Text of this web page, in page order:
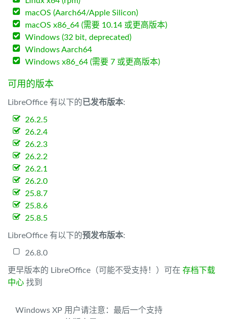
macOS (Aarch64/Apple Silicon)
macOS x86_64 (需要 10.14 或更高版本)
Windows (32 bit, deprecated)
Windows Aarch64
Windows x86_64 (需要 7 或更高版本)
可用的版本
LibreOffice 有以下的已发布版本:
26.2.5
26.2.4
26.2.3
26.2.2
26.2.1
26.2.0
25.8.7
25.8.6
25.8.5
LibreOffice 有以下的预发布版本:
26.8.0
更早版本的 LibreOffice（可能不受支持！）可在 存档下载
中心 找到
Windows XP 用户请注意：最后一个支持